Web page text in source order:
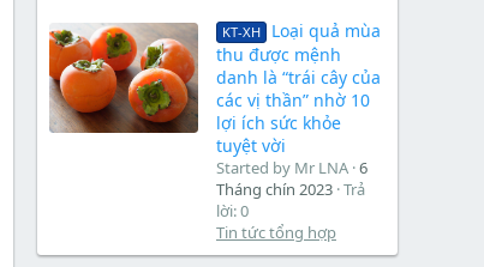
KT-XH
Loại quả mùa
thu được mệnh
danh là “trái cây của
các vị thần” nhờ 10
lợi ích sức khỏe
tuyệt vời
Started by Mr LNA 6
Tháng chín 2023 Trả
lời: 0
Tin tức tổng hợp